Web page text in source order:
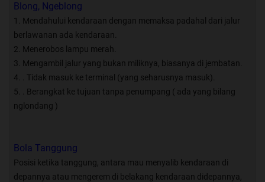
:
: @BismaniaKaskus :
by Gian Adel
Blong, Ngeblong
1. Mendahului kendaraan dengan memaksa padahal dari jalur
berlawanan ada kendaraan.
2. Menerobos lampu merah.
3. Mengambil jalur yang bukan miliknya, biasanya di jembatan.
4. . Tidak masuk ke terminal (yang seharusnya masuk).
5. . Berangkat ke tujuan tanpa penumpang ( ada yang bilang
nglondang )
Bola Tanggung
Posisi ketika tanggung, antara mau menyalib kendaraan di
depannya atau mengerem di belakang kendaraan didepannya,